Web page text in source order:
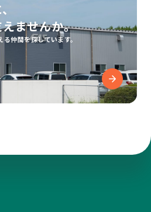
ませんか。
仲間を探しています。